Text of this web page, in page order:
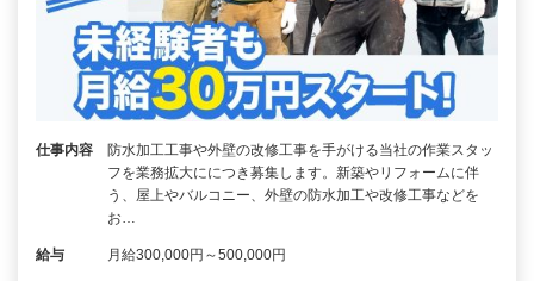
仕事内容
防水加工工事や外壁の改修工事を手がける当社の作業スタッ
フを業務拡大ににつき募集します。新築やリフォームに伴
う、屋上やバルコニー、外壁の防水加工や改修工事などを
お…
給与 月給300,000円～500,000円